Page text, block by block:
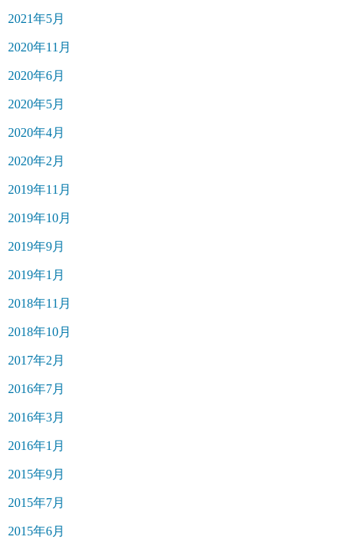
2021年5月
2020年11月
2020年6月
2020年5月
2020年4月
2020年2月
2019年11月
2019年10月
2019年9月
2019年1月
2018年11月
2018年10月
2017年2月
2016年7月
2016年3月
2016年1月
2015年9月
2015年7月
2015年6月